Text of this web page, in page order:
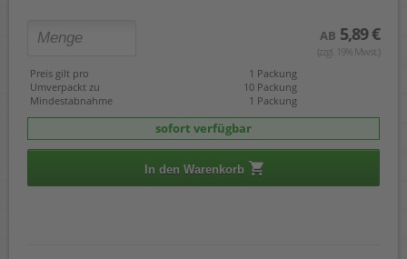
AB 5,89 €
(zzgl. 19% Mwst.)
Preis gilt pro
1 Packung
Umverpackt zu
10 Packung
Mindestabnahme
1 Packung
sofort verfügbar
In den Warenkorb